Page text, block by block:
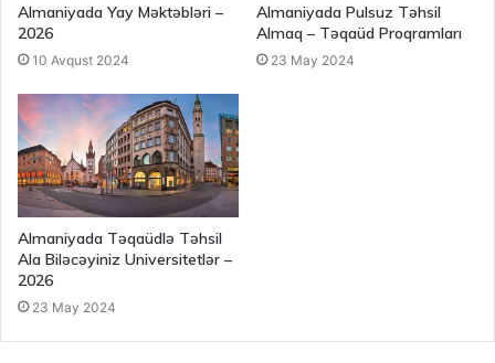
Almaniyada Yay Məktəbləri –
2026
10 Avqust 2024
Almaniyada Pulsuz Təhsil
Almaq – Təqaüd Proqramları
23 May 2024
Almaniyada Təqaüdlə Təhsil
Ala Biləcəyiniz Universitetlər –
2026
23 May 2024